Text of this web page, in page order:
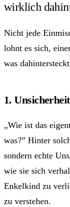
wirklich
Nicht jede
lohnt es sich,
was
1.
„Wie ist das
was?” Hinter
sondern echte
wie sie sich
Enkelkind zu
zu verstehen.